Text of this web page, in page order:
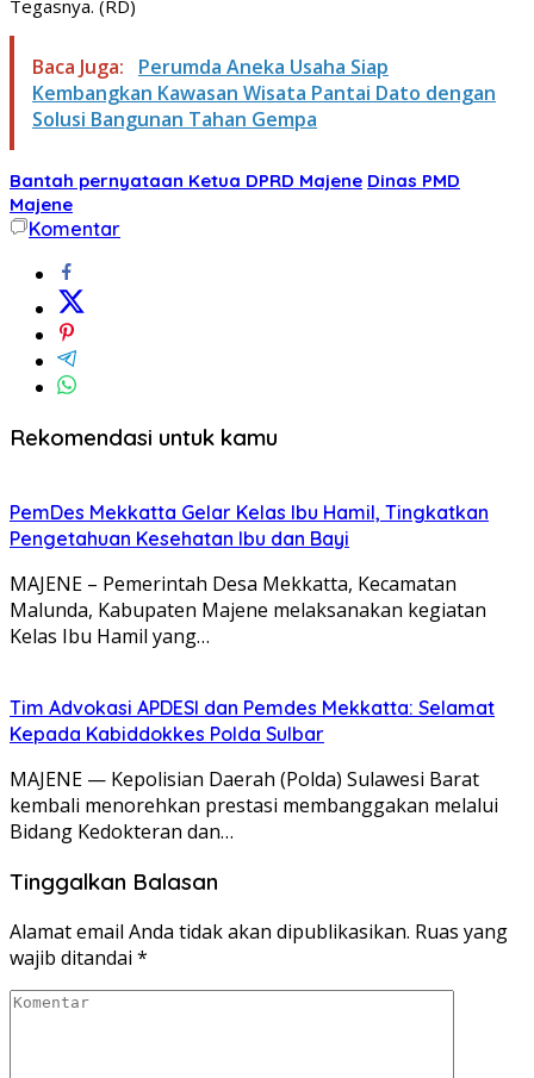
Tegasnya. (RD)
Baca Juga:
Perumda Aneka Usaha Siap
Kembangkan Kawasan Wisata Pantai Dato dengan
Solusi Bangunan Tahan Gempa
Bantah pernyataan Ketua DPRD Majene Dinas PMD
Majene
Komentar
Rekomendasi untuk kamu
PemDes Mekkatta Gelar Kelas Ibu Hamil, Tingkatkan
Pengetahuan Kesehatan Ibu dan Bayi
MAJENE – Pemerintah Desa Mekkatta, Kecamatan
Malunda, Kabupaten Majene melaksanakan kegiatan
Kelas Ibu Hamil yang…
Tim Advokasi APDESI dan Pemdes Mekkatta: Selamat
Kepada Kabiddokkes Polda Sulbar
MAJENE — Kepolisian Daerah (Polda) Sulawesi Barat
kembali menorehkan prestasi membanggakan melalui
Bidang Kedokteran dan…
Tinggalkan Balasan
Alamat email Anda tidak akan dipublikasikan. Ruas yang
wajib ditandai *